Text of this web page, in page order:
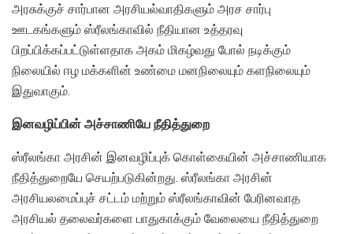
அரசுக்குச் சார்பான அரசியல்வாதிகளும் அரச சார்பு
ஊடகங்களும் ஸ்ரீலங்காவில் நீதியான உத்தரவு
பிறப்பிக்கப்பட்டுள்ளதாக அகம் மிகழ்வது போல் நடிக்கும்
நிலையில் ஈழ மக்களின் உண்மை மனநிலையும் களநிலையும்
இதுவாகும்.
இனவழிப்பின் அச்சாணியே நீதித்துறை
ஸ்ரீலங்கா அரசின் இனவழிப்புக் கொள்கையின் அச்சாணியாக
நீதித்துறையே செயற்படுகின்றது. ஸ்ரீலங்கா அரசின்
அரசியலமைப்புச் சட்டம் மற்றும் ஸ்ரீலங்காவின் பேரினவாத
அரசியல் தலைவர்களை பாதுகாக்கும் வேலையை நீதித்துறை